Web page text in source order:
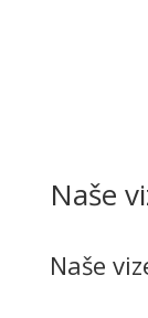
Naše
Naše